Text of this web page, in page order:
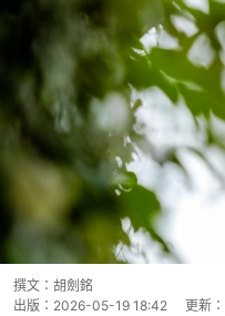
撰文： 胡劍銘
出版： 2026-05-19 18:42 更新：